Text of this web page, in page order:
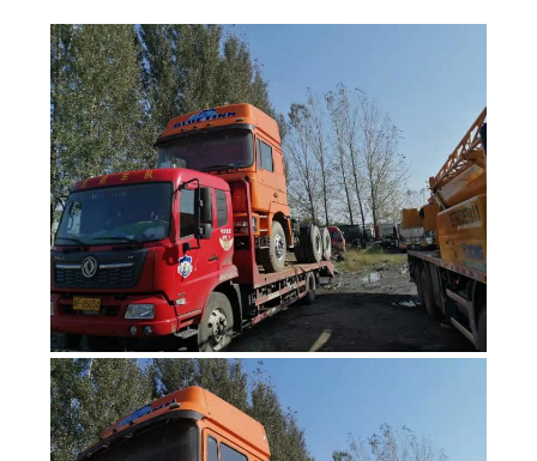
CITA
MAPA
DEL
SITIO
POLÍTICA
PRIVACIDAD